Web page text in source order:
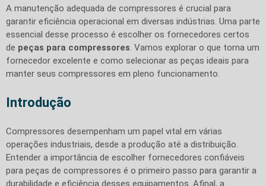
A manutenção adequada de compressores é crucial para
garantir eficiência operacional em diversas indústrias. Uma parte
essencial desse processo é escolher os fornecedores certos
de peças para compressores. Vamos explorar o que torna um
fornecedor excelente e como selecionar as peças ideais para
manter seus compressores em pleno funcionamento.
Introdução
Compressores desempenham um papel vital em várias
operações industriais, desde a produção até a distribuição.
Entender a importância de escolher fornecedores confiáveis
para peças de compressores é o primeiro passo para garantir a
durabilidade e eficiência desses equipamentos. Afinal, a